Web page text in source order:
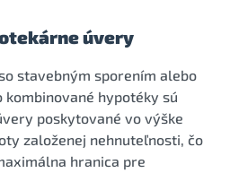
úvery
stavebným sporením alebo
hypotéky sú
poskytované vo výške
založenej nehnuteľnosti, čo
hranica pre